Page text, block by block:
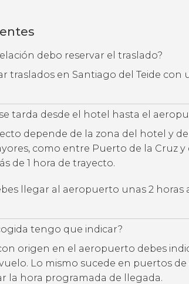
debo reservar el traslado?
traslados en Santiago del Teide
tarda desde el hotel hasta el
depende de la zona del hotel y
como entre Puerto de la Cruz
de 1 hora de trayecto.
llegar al aeropuerto unas 2 horas
tengo que indicar?
origen en el aeropuerto debes
Lo mismo sucede en puertos
la hora programada de llegada.